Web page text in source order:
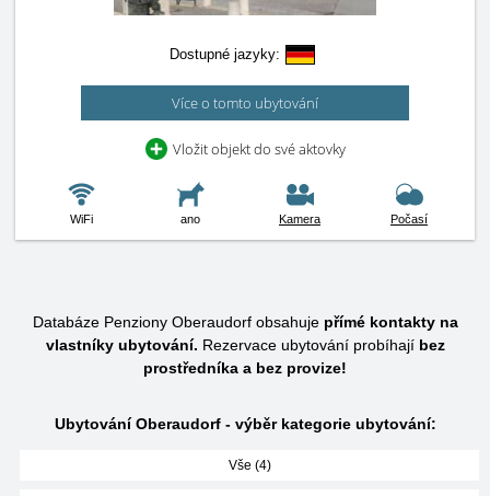
Dostupné jazyky:
Více o tomto ubytování
Vložit objekt do své aktovky
WiFi ano Kamera Počasí
Databáze Penziony Oberaudorf obsahuje přímé kontakty na
vlastníky ubytování. Rezervace ubytování probíhají bez
prostředníka a bez provize!
Ubytování Oberaudorf - výběr kategorie ubytování:
Vše (4)